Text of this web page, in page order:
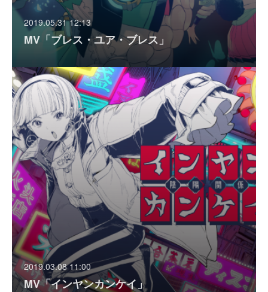
2019.05.31 12:13
MV「ブレス・ユア・ブレス」
2019.03.08 11:00
MV「インヤンカンケイ」